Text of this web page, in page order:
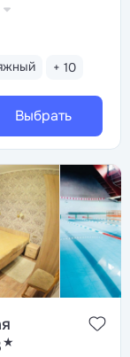
+ 10
Выбрать
★